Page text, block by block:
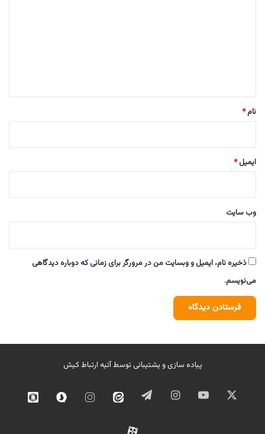
نام*
ایمیل*
وب‌ سایت
ذخیره نام، ایمیل و وبسایت من در مرورگر برای زمانی که دوباره دیدگاهی
می‌نویسم.
پیاده سازی و پشتیبانی توسطآتیه ارتباط کیش
ایکس یوتیوب اینستاگرامتلگرام ایتا
اینستاگرامسروش